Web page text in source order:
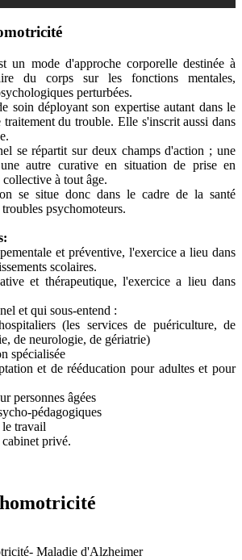
un mode d'approche corporelle destinée à
du corps sur les fonctions mentales,
perturbées.
soin déployant son expertise autant dans le
du trouble. Elle s'inscrit aussi dans
se répartit sur deux champs d'action ; une
autre curative en situation de prise en
à tout âge.
se situe donc dans le cadre de la santé
psychomoteurs.
et préventive, l'exercice a lieu dans
scolaires.
et thérapeutique, l'exercice a lieu dans
et qui sous-entend :
(les services de puériculture, de
de neurologie, de gériatrie)
spécialisée
et de rééducation pour adultes et pour
personnes âgées
pédagogiques
le travail
privé.